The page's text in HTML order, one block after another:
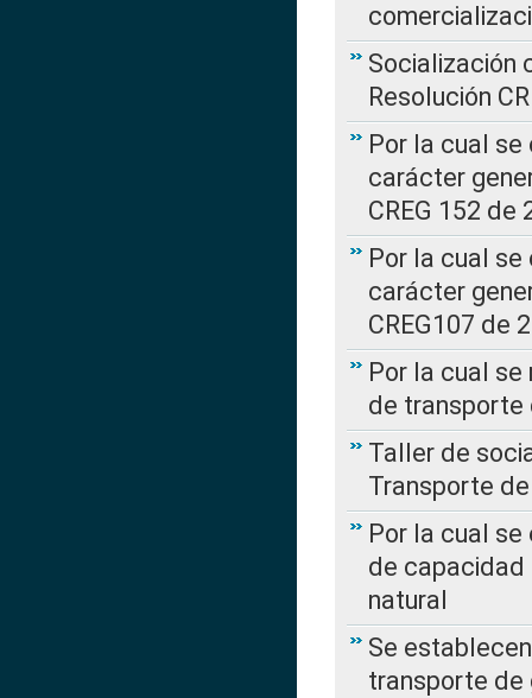
Socialización
Resolución
Por la cual
carácter
CREG 152 de
Por la cual
carácter
CREG107 de
Por la cual
de transporte
Taller de
Transporte
Por la cual
de capacidad
natural
Se
transporte de